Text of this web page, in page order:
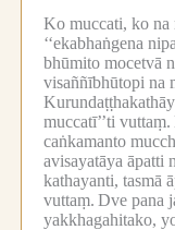
Ko muccati, ko na
‘‘ekabhaṅgena
bhūmito mocetvā
visaññībhūtopi na
muccatī’’ti vuttaṃ.
caṅkamanto
avisayatāya āpatti
kathayanti, tasmā
vuttaṃ. Dve pana
yakkhagahitako,